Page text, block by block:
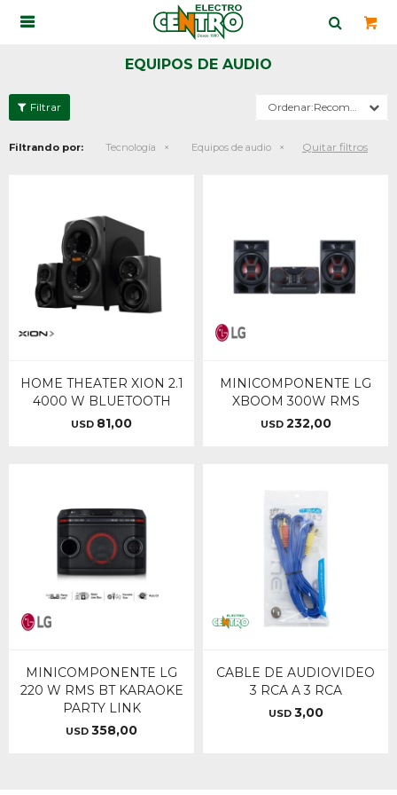

EQUIPOS DE AUDIO
Recomendados
Filtrando por: Tecnología Equipos de audio Quitar filtros
HOME THEATER XION 2.1
4000 W BLUETOOTH
USD 81,00
MINICOMPONENTE LG
XBOOM 300W RMS
USD 232,00
MINICOMPONENTE LG
220 W RMS BT KARAOKE
PARTY LINK
USD 358,00
CABLE DE AUDIOVIDEO
3 RCA A 3 RCA
USD 3,00